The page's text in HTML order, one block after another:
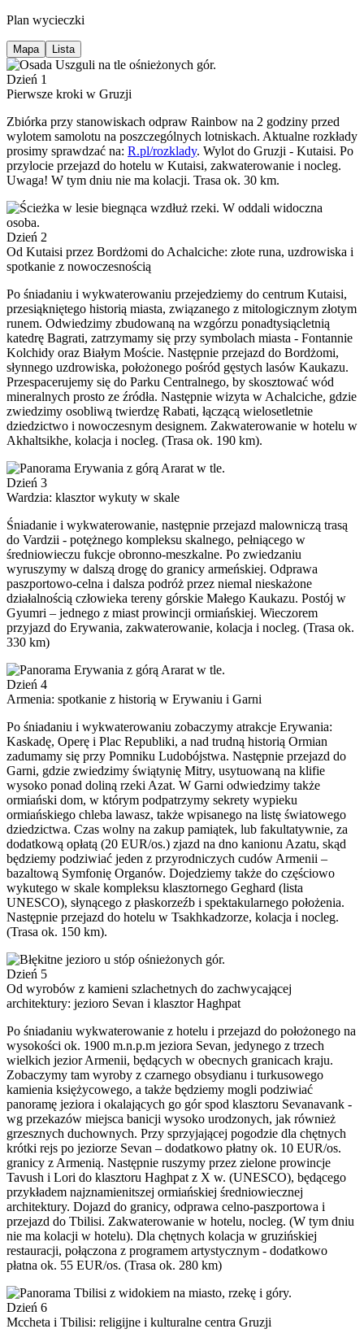
Plan wycieczki
Mapa Lista
Dzień 1
Pierwsze kroki w Gruzji
Zbiórka przy stanowiskach odpraw Rainbow na 2 godziny przed
wylotem samolotu na poszczególnych lotniskach. Aktualne rozkłady
prosimy sprawdzać na: R.pl/rozklady. Wylot do Gruzji - Kutaisi. Po
przylocie przejazd do hotelu w Kutaisi, zakwaterowanie i nocleg.
Uwaga! W tym dniu nie ma kolacji. Trasa ok. 30 km.
Dzień 2
Od Kutaisi przez Bordżomi do Achalciche: złote runa, uzdrowiska i
spotkanie z nowoczesnością
Po śniadaniu i wykwaterowaniu przejedziemy do centrum Kutaisi,
przesiąkniętego historią miasta, związanego z mitologicznym złotym
runem. Odwiedzimy zbudowaną na wzgórzu ponadtysiącletnią
katedrę Bagrati, zatrzymamy się przy symbolach miasta - Fontannie
Kolchidy oraz Białym Moście. Następnie przejazd do Bordżomi,
słynnego uzdrowiska, położonego pośród gęstych lasów Kaukazu.
Przespacerujemy się do Parku Centralnego, by skosztować wód
mineralnych prosto ze źródła. Następnie wizyta w Achalciche, gdzie
zwiedzimy osobliwą twierdzę Rabati, łączącą wielosetletnie
dziedzictwo i nowoczesnym designem. Zakwaterowanie w hotelu w
Akhaltsikhe, kolacja i nocleg. (Trasa ok. 190 km).
Dzień 3
Wardzia: klasztor wykuty w skale
Śniadanie i wykwaterowanie, następnie przejazd malowniczą trasą
do Vardzii - potężnego kompleksu skalnego, pełniącego w
średniowieczu fukcje obronno-meszkalne. Po zwiedzaniu
wyruszymy w dalszą drogę do granicy armeńskiej. Odprawa
paszportowo-celna i dalsza podróż przez niemal nieskażone
działalnością człowieka tereny górskie Małego Kaukazu. Postój w
Gyumri – jednego z miast prowincji ormiańskiej. Wieczorem
przyjazd do Erywania, zakwaterowanie, kolacja i nocleg. (Trasa ok.
330 km)
Dzień 4
Armenia: spotkanie z historią w Erywaniu i Garni
Po śniadaniu i wykwaterowaniu zobaczymy atrakcje Erywania:
Kaskadę, Operę i Plac Republiki, a nad trudną historią Ormian
zadumamy się przy Pomniku Ludobójstwa. Następnie przejazd do
Garni, gdzie zwiedzimy świątynię Mitry, usytuowaną na klifie
wysoko ponad doliną rzeki Azat. W Garni odwiedzimy także
ormiański dom, w którym podpatrzymy sekrety wypieku
ormiańskiego chleba lawasz, także wpisanego na listę światowego
dziedzictwa. Czas wolny na zakup pamiątek, lub fakultatywnie, za
dodatkową opłatą (20 EUR/os.) zjazd na dno kanionu Azatu, skąd
będziemy podziwiać jeden z przyrodniczych cudów Armenii –
bazaltową Symfonię Organów. Dojedziemy także do częściowo
wykutego w skale kompleksu klasztornego Geghard (lista
UNESCO), słynącego z płaskorzeźb i spektakularnego położenia.
Następnie przejazd do hotelu w Tsakhkadzorze, kolacja i nocleg.
(Trasa ok. 150 km).
Dzień 5
Od wyrobów z kamieni szlachetnych do zachwycającej
architektury: jezioro Sevan i klasztor Haghpat
Po śniadaniu wykwaterowanie z hotelu i przejazd do położonego na
wysokości ok. 1900 m.n.p.m jeziora Sevan, jedynego z trzech
wielkich jezior Armenii, będących w obecnych granicach kraju.
Zobaczymy tam wyroby z czarnego obsydianu i turkusowego
kamienia księżycowego, a także będziemy mogli podziwiać
panoramę jeziora i okalających go gór spod klasztoru Sevanavank -
wg przekazów miejsca banicji wysoko urodzonych, jak również
grzesznych duchownych. Przy sprzyjającej pogodzie dla chętnych
krótki rejs po jeziorze Sevan – dodatkowo płatny ok. 10 EUR/os.
granicy z Armenią. Następnie ruszymy przez zielone prowincje
Tavush i Lori do klasztoru Haghpat z X w. (UNESCO), będącego
przykładem najznamienitszej ormiańskiej średniowiecznej
architektury. Dojazd do granicy, odprawa celno-paszportowa i
przejazd do Tbilisi. Zakwaterowanie w hotelu, nocleg. (W tym dniu
nie ma kolacji w hotelu). Dla chętnych kolacja w gruzińskiej
restauracji, połączona z programem artystycznym - dodatkowo
płatna ok. 55 EUR/os. (Trasa ok. 280 km)
Dzień 6
Mccheta i Tbilisi: religijne i kulturalne centra Gruzji